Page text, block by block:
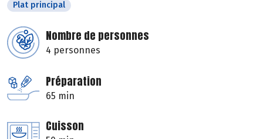
Plat principal
Nombre de personnes
4 personnes
Préparation
65 min
Cuisson